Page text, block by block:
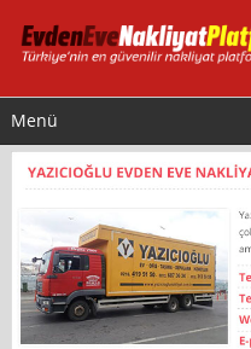
Menü